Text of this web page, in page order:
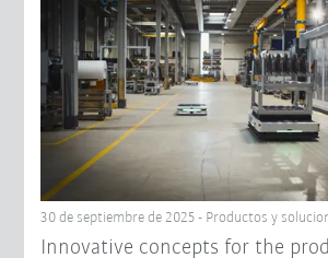
30 de septiembre de 2025 - Productos y
Innovative concepts for the